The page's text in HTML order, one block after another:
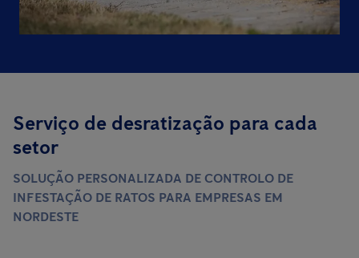
Serviço de desratização para cada
setor
SOLUÇÃO PERSONALIZADA DE CONTROLO DE
INFESTAÇÃO DE RATOS PARA EMPRESAS EM
NORDESTE